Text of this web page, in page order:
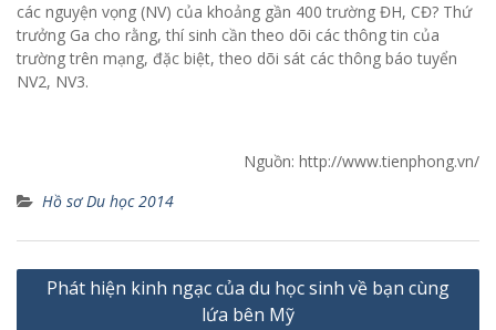
các nguyện vọng (NV) của khoảng gần 400 trường ĐH, CĐ? Thứ
trưởng Ga cho rằng, thí sinh cần theo dõi các thông tin của
trường trên mạng, đặc biệt, theo dõi sát các thông báo tuyển
NV2, NV3.
Nguồn: http://www.tienphong.vn/
Hồ sơ Du học 2014
Điều
Phát hiện kinh ngạc của du học sinh về bạn cùng
lứa bên Mỹ